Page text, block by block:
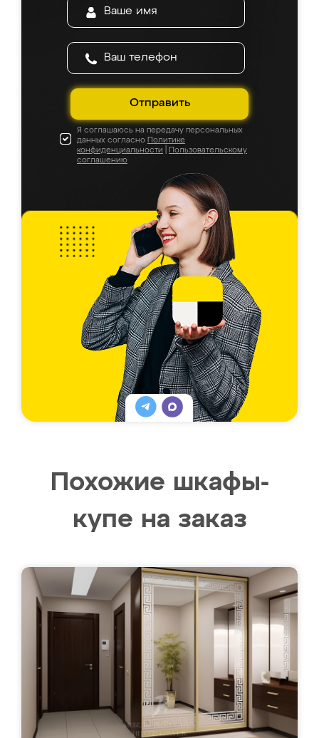
Отправить
Я соглашаюсь на передачу персональных
данных согласно Политике
конфиденциальности
Пользовательскому
соглашению
Похожие шкафы-
купе на заказ